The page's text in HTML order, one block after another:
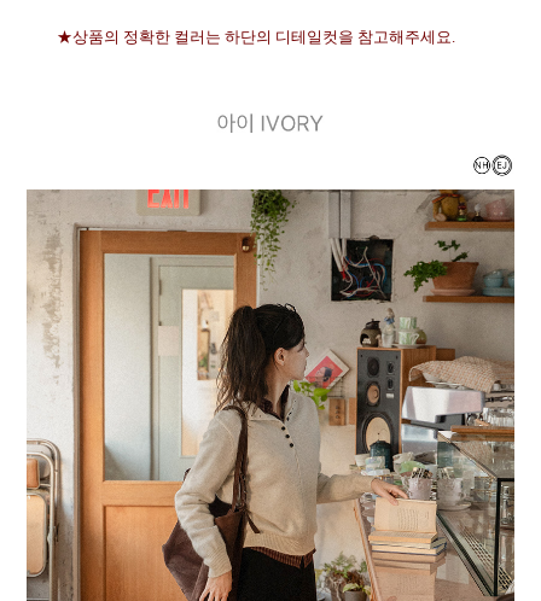
★상품의 정확한 컬러는 하단의 디테일컷을 참고해주세요.